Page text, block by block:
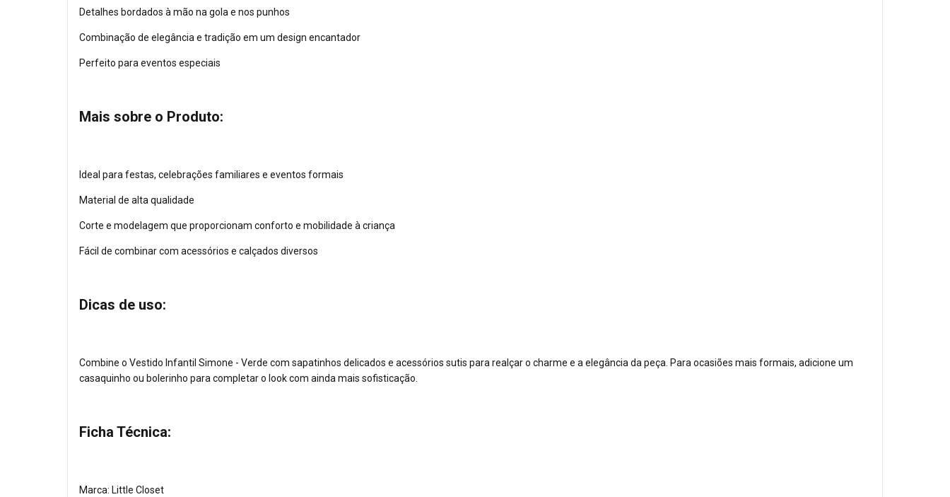
Detalhes bordados à mão na gola e nos punhos
Combinação de elegância e tradição em um design encantador
Perfeito para eventos especiais
Mais sobre o Produto:
Ideal para festas, celebrações familiares e eventos formais
Material de alta qualidade
Corte e modelagem que proporcionam conforto e mobilidade à criança
Fácil de combinar com acessórios e calçados diversos
Dicas de uso:
Combine o Vestido Infantil Simone - Verde com sapatinhos delicados e acessórios sutis para realçar o charme e a elegância da peça. Para ocasiões mais formais, adicione um
casaquinho ou bolerinho para completar o look com ainda mais sofisticação.
Ficha Técnica:
Marca: Little Closet